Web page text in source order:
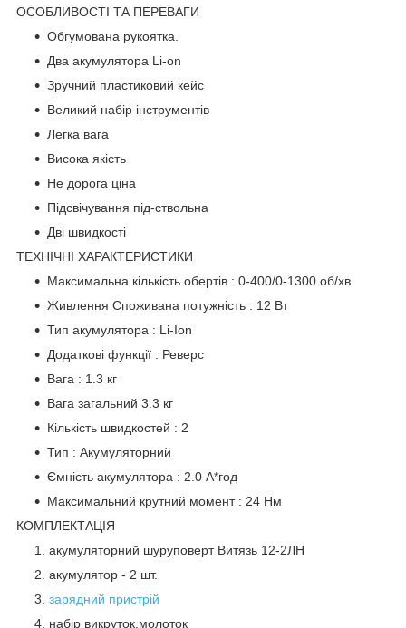
ОСОБЛИВОСТІ ТА ПЕРЕВАГИ
Обгумована рукоятка.
Два акумулятора Li-on
Зручний пластиковий кейс
Великий набір інструментів
Легка вага
Висока якість
Не дорога ціна
Підсвічування під-ствольна
Дві швидкості
ТЕХНІЧНІ ХАРАКТЕРИСТИКИ
Максимальна кількість обертів : 0-400/0-1300 об/хв
Живлення Споживана потужність : 12 Вт
Тип акумулятора : Li-Ion
Додаткові функції : Реверс
Вага : 1.3 кг
Вага загальний 3.3 кг
Кількість швидкостей : 2
Тип : Акумуляторний
Ємність акумулятора : 2.0 А*год
Максимальний крутний момент : 24 Нм
КОМПЛЕКТАЦІЯ
акумуляторний шуруповерт Витязь 12-2ЛН
акумулятор - 2 шт.
зарядний пристрій
набір викруток,молоток